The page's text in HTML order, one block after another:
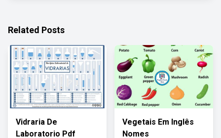
Related Posts
Vidraria De
Laboratorio Pdf
Vegetais Em Inglês
Nomes